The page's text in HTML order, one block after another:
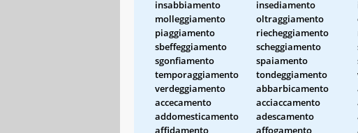
insabbiamento
insediamento
molleggiamento
oltraggiamento
piaggiamento
riecheggiamento
sbeffeggiamento
scheggiamento
sgonfiamento
spaiamento
temporaggiamento
tondeggiamento
verdeggiamento
abbarbicamento
accecamento
acciaccamento
addomesticamento
adescamento
affidamento
affogamento